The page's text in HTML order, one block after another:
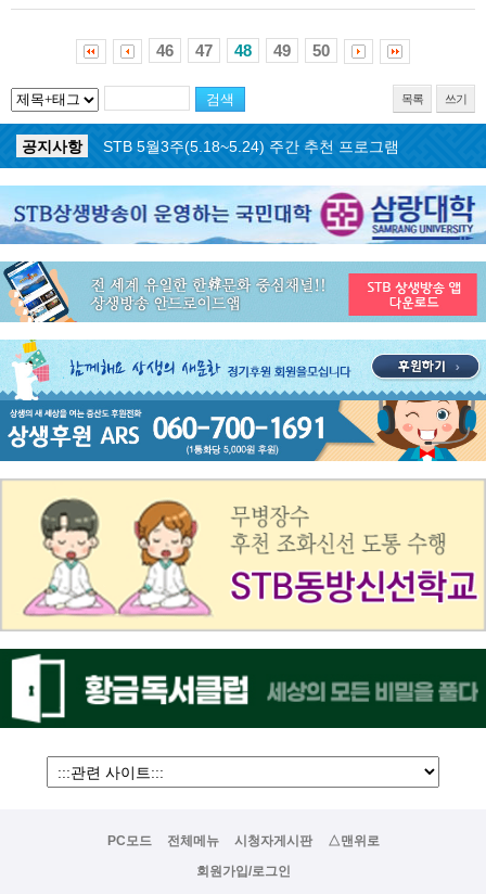
46 47 48 49 50
목록 쓰기
공지사항 ON AIR 서비스 장애 복구 안내
공지사항
STB 5월4주(5.25~5.31) 주간 추천 프로그램
공지사항
STB 5월3주(5.18~5.24) 주간 추천 프로그램
공지사항
STB 4월마지막주(4.27~5.3) 주간 추천 프로그램
STB 4월4주(4.20~4.26) 주간 추천 프로그램
공지사항
STB 4월2주(4.6~4.12) 주간 추천 프로그램
공지사항
STB 4월1주(3.30~4.5) 주간 추천 프로그램
공지사항
STB 3월4주(3.23~3.29) 주간 추천 프로그램
PC모드 전체메뉴 시청자게시판
△맨위로
회원가입/로그인